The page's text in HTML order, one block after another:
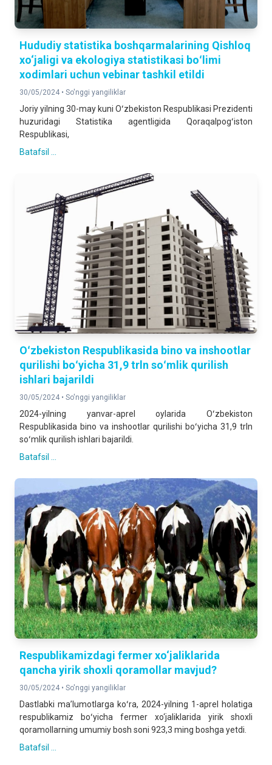
Hududiy statistika boshqarmalarining Qishloq
xo‘jaligi va ekologiya statistikasi boʻlimi
xodimlari uchun vebinar tashkil etildi
30/05/2024 • So'nggi yangiliklar
Joriy yilning 30-may kuni Oʻzbekiston Respublikasi Prezidenti
huzuridagi Statistika agentligida Qoraqalpogʻiston
Respublikasi,
Batafsil ...
Oʻzbekiston Respublikasida bino va inshootlar
qurilishi boʻyicha 31,9 trln soʻmlik qurilish
ishlari bajarildi
30/05/2024 • So'nggi yangiliklar
2024-yilning yanvar-aprel oylarida Oʻzbekiston
Respublikasida bino va inshootlar qurilishi boʻyicha 31,9 trln
soʻmlik qurilish ishlari bajarildi.
Batafsil ...
Respublikamizdagi fermer xo‘jaliklarida
qancha yirik shoxli qoramollar mavjud?
30/05/2024 • So'nggi yangiliklar
Dastlabki maʼlumotlarga koʻra, 2024-yilning 1-aprel holatiga
respublikamiz boʻyicha fermer xo‘jaliklarida yirik shoxli
qoramollarning umumiy bosh soni 923,3 ming boshga yetdi.
Batafsil ...